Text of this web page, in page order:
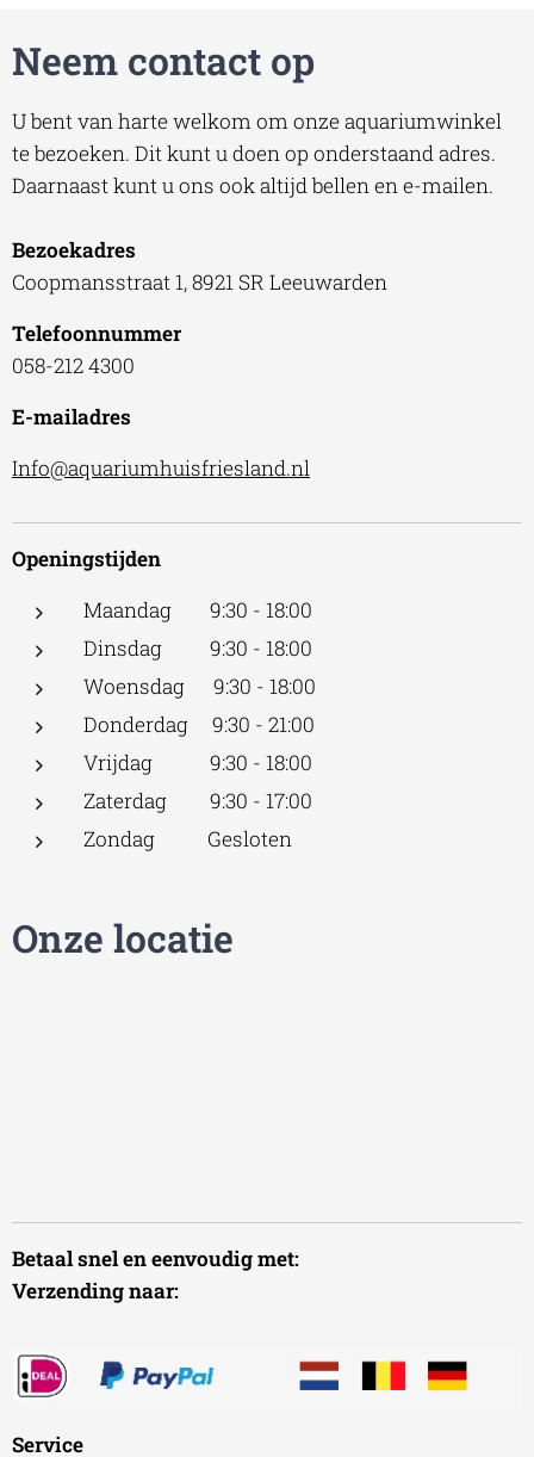
Neem contact op
U bent van harte welkom om onze aquariumwinkel
te bezoeken. Dit kunt u doen op onderstaand adres.
Daarnaast kunt u ons ook altijd bellen en e-mailen.
Bezoekadres
Coopmansstraat 1, 8921 SR Leeuwarden
Telefoonnummer
058-212 4300
E-mailadres
Info@aquariumhuisfriesland.nl
Openingstijden
Maandag 9:30 - 18:00
Dinsdag 9:30 - 18:00
Woensdag 9:30 - 18:00
Donderdag 9:30 - 21:00
Vrijdag 9:30 - 18:00
Zaterdag 9:30 - 17:00
Zondag Gesloten
Onze locatie
Betaal snel en eenvoudig met:
Verzending naar:
Service